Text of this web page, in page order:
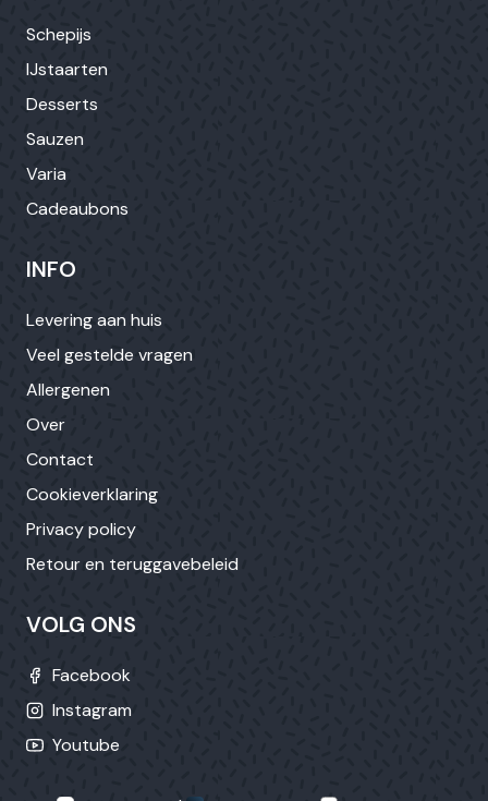
Schepijs
IJstaarten
Desserts
Sauzen
Varia
Cadeaubons
INFO
Levering aan huis
Veel gestelde vragen
Allergenen
Over
Contact
Cookieverklaring
Privacy policy
Retour en teruggavebeleid
VOLG ONS
Facebook
Instagram
Youtube